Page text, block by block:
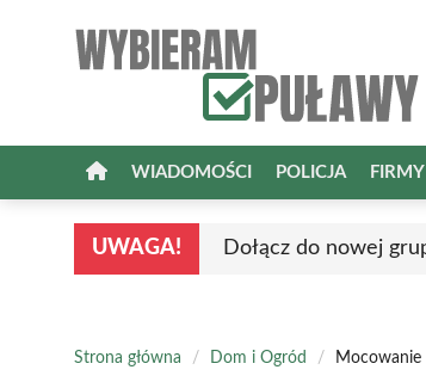
WIADOMOŚCI POLICJA FIRMY
UWAGA! Dołącz do nowej
Strona główna / Dom i Ogród / Mocowanie